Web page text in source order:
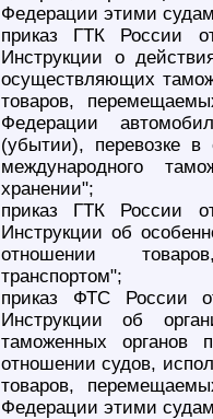
Федерации этими
приказ ГТК России
Инструкции о
осуществляющих
товаров,
Федерации
(убытии), перевозке в
международного
хранении";
приказ ГТК России
Инструкции об
отношении
транспортом";
приказ ФТС России
Инструкции об
таможенных органов
отношении судов,
товаров,
Федерации этими